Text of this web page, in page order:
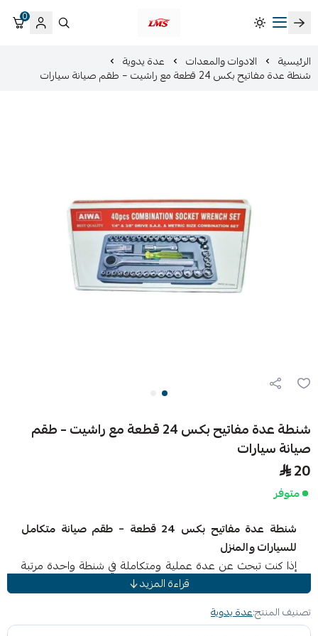
متجر لمسات الشرقية لزينة سيارات LMS
0
الرئيسية الادوات والمعدات عدة يدوية
شنطة عدة مفاتيح بكس 24 قطعة مع راشيت – طقم صيانة سيارات
شنطة عدة مفاتيح بكس 24 قطعة مع راشيت – طقم
صيانة سيارات
20
متوفر
شنطة عدة مفاتيح بكس 24 قطعة – طقم صيانة متكامل
للسيارات والمنزل
إذا كنت تبحث عن عدة عملية ومتكاملة في شنطة واحدة مرتبة
طقم متكامل يحتوي على لقم متعددة المقاسات مع ذراع راشيت
قراءة المزيد
تصنيف المنتج:عدة يدوية